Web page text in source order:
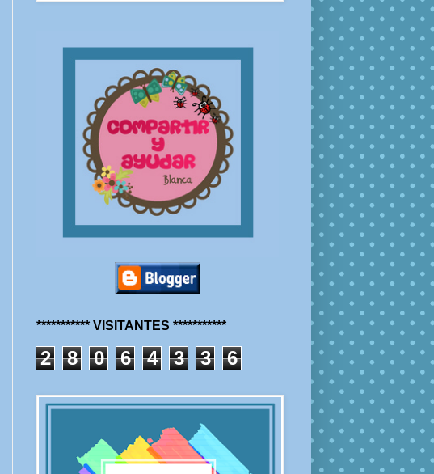
*********** VISITANTES ***********
2 8 0 6 4 3 3 6